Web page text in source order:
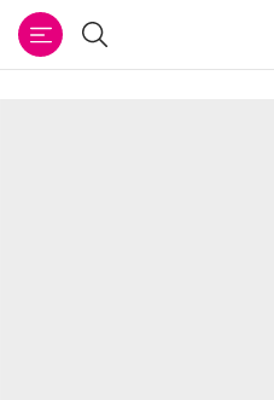
Buscar